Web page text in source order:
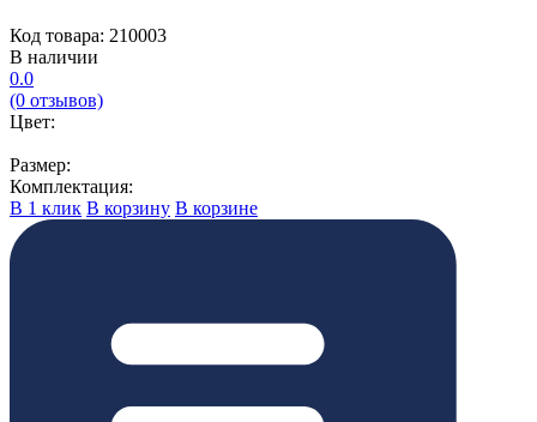
Код товара: 210003
В наличии
0.0
(0 отзывов)
Цвет:
Размер:
Комплектация:
В 1 клик В корзину В корзине